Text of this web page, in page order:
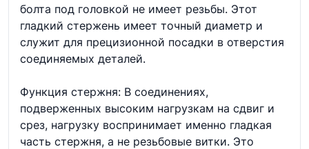
болта под головкой не имеет резьбы. Этот
гладкий стержень имеет точный диаметр и
служит для прецизионной посадки в отверстия
соединяемых деталей.
Функция стержня: В соединениях,
подверженных высоким нагрузкам на сдвиг и
срез, нагрузку воспринимает именно гладкая
часть стержня, а не резьбовые витки. Это